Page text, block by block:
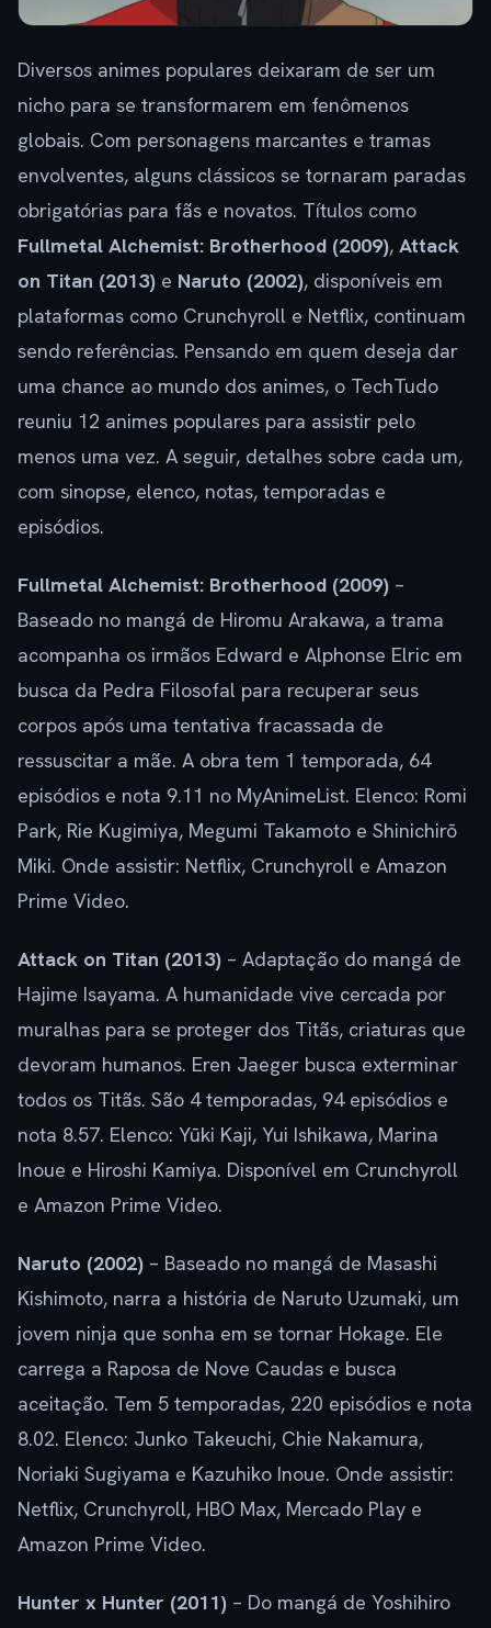
Diversos animes populares deixaram de ser um
nicho para se transformarem em fenômenos
globais. Com personagens marcantes e tramas
envolventes, alguns clássicos se tornaram paradas
obrigatórias para fãs e novatos. Títulos como
Fullmetal Alchemist: Brotherhood (2009), Attack
on Titan (2013) e Naruto (2002), disponíveis em
plataformas como Crunchyroll e Netflix, continuam
sendo referências. Pensando em quem deseja dar
uma chance ao mundo dos animes, o TechTudo
reuniu 12 animes populares para assistir pelo
menos uma vez. A seguir, detalhes sobre cada um,
com sinopse, elenco, notas, temporadas e
episódios.
Fullmetal Alchemist: Brotherhood (2009) –
Baseado no mangá de Hiromu Arakawa, a trama
acompanha os irmãos Edward e Alphonse Elric em
busca da Pedra Filosofal para recuperar seus
corpos após uma tentativa fracassada de
ressuscitar a mãe. A obra tem 1 temporada, 64
episódios e nota 9.11 no MyAnimeList. Elenco: Romi
Park, Rie Kugimiya, Megumi Takamoto e Shinichirō
Miki. Onde assistir: Netflix, Crunchyroll e Amazon
Prime Video.
Attack on Titan (2013) – Adaptação do mangá de
Hajime Isayama. A humanidade vive cercada por
muralhas para se proteger dos Titãs, criaturas que
devoram humanos. Eren Jaeger busca exterminar
todos os Titãs. São 4 temporadas, 94 episódios e
nota 8.57. Elenco: Yūki Kaji, Yui Ishikawa, Marina
Inoue e Hiroshi Kamiya. Disponível em Crunchyroll
e Amazon Prime Video.
Naruto (2002) – Baseado no mangá de Masashi
Kishimoto, narra a história de Naruto Uzumaki, um
jovem ninja que sonha em se tornar Hokage. Ele
carrega a Raposa de Nove Caudas e busca
aceitação. Tem 5 temporadas, 220 episódios e nota
8.02. Elenco: Junko Takeuchi, Chie Nakamura,
Noriaki Sugiyama e Kazuhiko Inoue. Onde assistir:
Netflix, Crunchyroll, HBO Max, Mercado Play e
Amazon Prime Video.
Hunter x Hunter (2011) – Do mangá de Yoshihiro